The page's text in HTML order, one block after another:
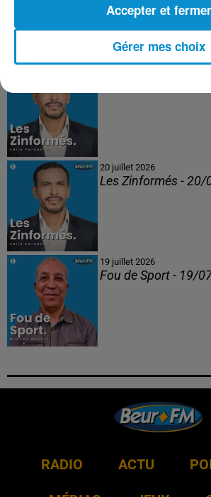
20 juillet 2026
Les Zinformés - 20/
19 juillet 2026
Fou de Sport - 19/
RADIO ACTU
Gérer mes choix
Accepter et fermer